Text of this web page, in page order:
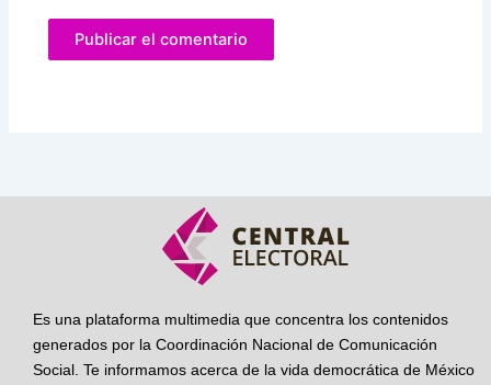
Es una plataforma multimedia que concentra los contenidos
generados por la Coordinación Nacional de Comunicación
Social. Te informamos acerca de la vida democrática de México